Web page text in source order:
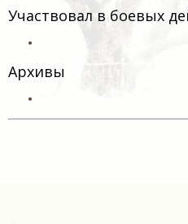
Участвовал в боевых
Архивы